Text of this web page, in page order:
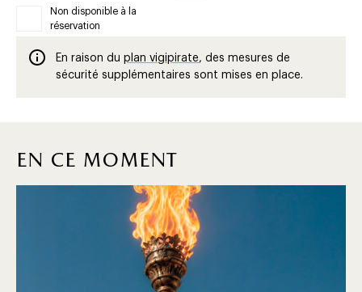
Non disponible à la
réservation
En raison du plan vigipirate, des mesures de
sécurité supplémentaires sont mises en place.
en ce moment